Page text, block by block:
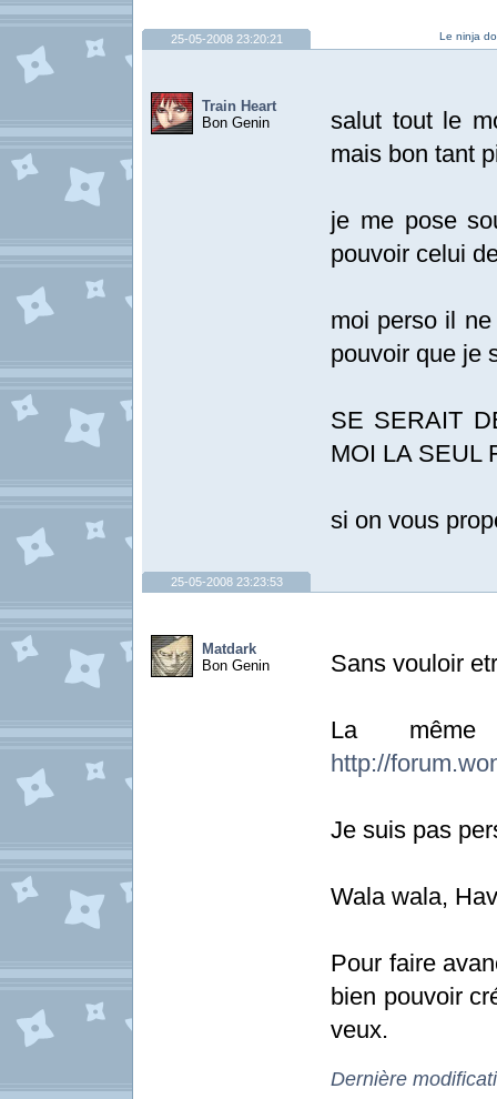
Le ninja
25-05-2008 23:20:21
Train Heart
Bon Genin
salut tout le
mais bon tant
je me pose
pouvoir celui
moi perso il
pouvoir que je
SE SERAIT
MOI LA SEUL
si on vous
25-05-2008 23:23:53
Matdark
Bon Genin
Sans vouloir
La
http://
Je suis pas
Wala wala,
Pour faire
bien pouvoir
veux.
Dernière